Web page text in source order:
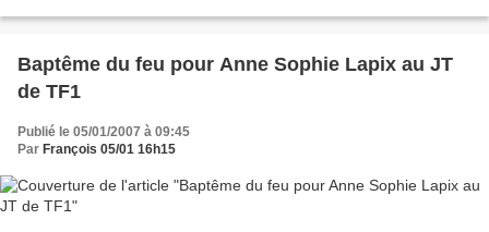
Baptême du feu pour Anne Sophie Lapix au JT
de TF1
Publié le 05/01/2007 à 09:45
Par François 05/01 16h15